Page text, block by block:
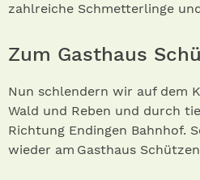
zahlreiche Schmetterlinge
Zum Gasthaus
Nun schlendern wir auf dem
Wald und Reben und durch
Richtung Endingen Bahnhof.
wieder am Gasthaus